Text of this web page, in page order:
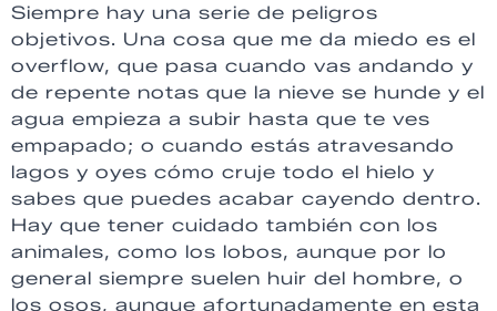
Siempre hay una serie de peligros
objetivos. Una cosa que me da miedo es el
overflow, que pasa cuando vas andando y
de repente notas que la nieve se hunde y el
agua empieza a subir hasta que te ves
empapado; o cuando estás atravesando
lagos y oyes cómo cruje todo el hielo y
sabes que puedes acabar cayendo dentro.
Hay que tener cuidado también con los
animales, como los lobos, aunque por lo
general siempre suelen huir del hombre, o
los osos, aunque afortunadamente en esta